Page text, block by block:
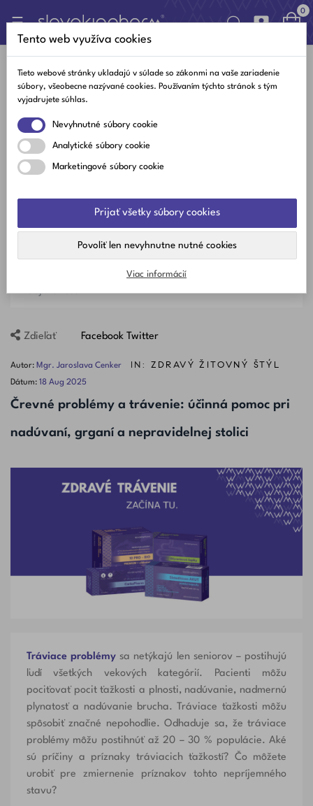

0
Toggle
navigation
☰

Najnovšie články
Obľúbené články
Vitamíny a minerály
Zdravý žitovný štýl
Zaujímavosti
Zdieľať Facebook Twitter
Autor: Mgr. Jaroslava Cenker IN: ZDRAVÝ ŽITOVNÝ ŠTÝL
Dátum: 18 Aug 2025
Črevné problémy a trávenie: účinná pomoc pri
nadúvaní, grganí a nepravidelnej stolici
Tráviace problémysa netýkajú len seniorov – postihujú
ľudí všetkých vekových kategórií. Pacienti môžu
pociťovať pocit ťažkosti a plnosti, nadúvanie, nadmernú
plynatosť a nadúvanie brucha. Tráviace ťažkosti môžu
spôsobiť značné nepohodlie. Odhaduje sa, že tráviace
problémy môžu postihnúť až 20 – 30 % populácie. Aké
sú príčiny a príznaky tráviacich ťažkostí? Čo môžete
urobiť pre zmiernenie príznakov tohto nepríjemného
stavu?
Tento web využíva cookies
Tieto webové stránky ukladajú v súlade so zákonmi na vaše zariadenie
súbory, všeobecne nazývané cookies. Používaním týchto stránok s tým
vyjadrujete súhlas.
Nevyhnutné súbory cookie
Analytické súbory cookie
Marketingové súbory cookie
Prijať všetky súbory cookies
Povoliť len nevyhnutne nutné cookies
Viac informácií